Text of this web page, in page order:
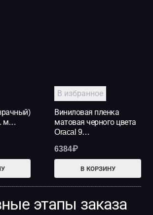
м…
В избранное
Виниловая пленка
матовая черного цвета
Oracal 9…
6384₽
В КОРЗИНУ
этапы заказа